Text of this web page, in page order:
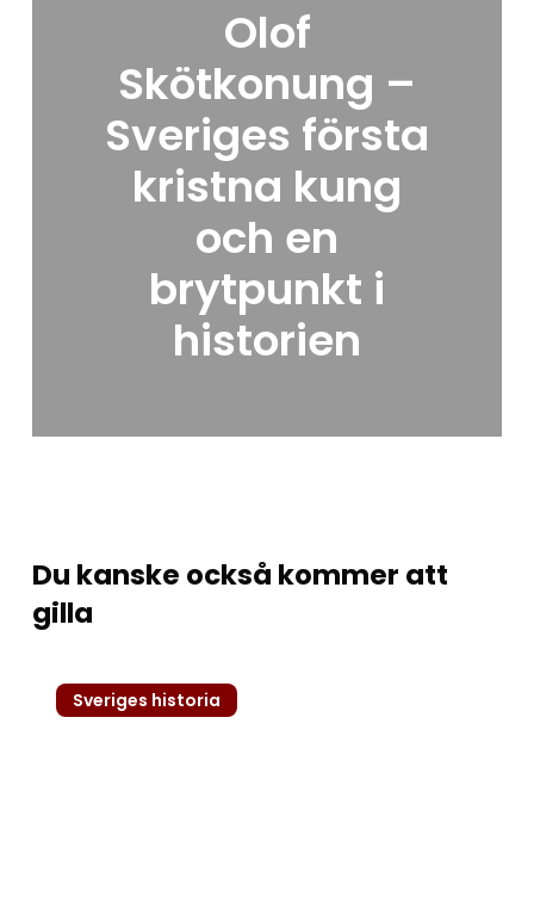
Olof
Skötkonung –
Sveriges första
kristna kung
och en
brytpunkt i
historien
Du kanske också kommer att
gilla
Sveriges historia